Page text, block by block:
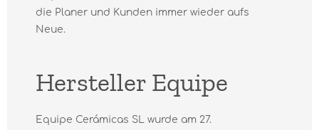
die Planer und Kunden immer wieder aufs
Neue.
Hersteller Equipe
Equipe Cerámicas SL wurde am 27.